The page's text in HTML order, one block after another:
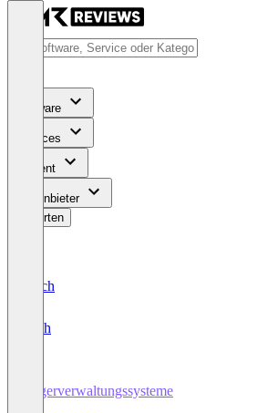
Software
Services
Content
Für Anbieter
Bewerten
Deutsch
English
Lagerverwaltungssysteme